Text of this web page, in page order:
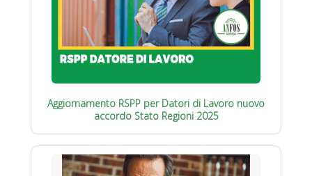
Aggiornamento RSPP per Datori di Lavoro nuovo
accordo Stato Regioni 2025